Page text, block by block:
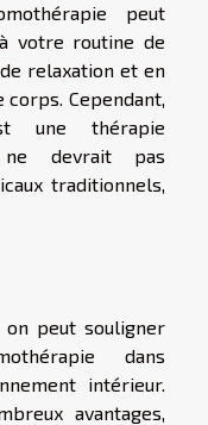
peut
votre routine de
relaxation et en
Cependant,
une thérapie
ne devrait pas
traditionnels,
peut souligner
dans
intérieur.
avantages,